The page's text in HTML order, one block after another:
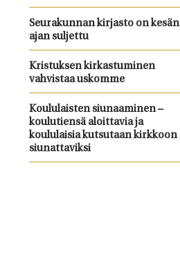
Seurakunnan kirjasto on kesän
ajan suljettu
Kristuksen kirkastuminen
vahvistaa uskomme
Koululaisten siunaaminen –
koulutiensä aloittavia ja
koululaisia kutsutaan kirkkoon
siunattaviksi